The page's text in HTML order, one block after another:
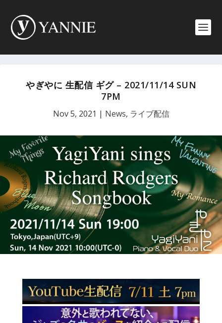
やぎやに 生配信 ギグ – 2021/11/14 SUN
7PM
Nov 5, 2021 | News, ライブ配信